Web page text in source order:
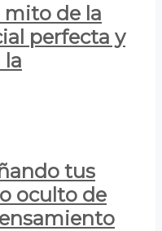
mito de la
perfecta y
la
tus
oculto de